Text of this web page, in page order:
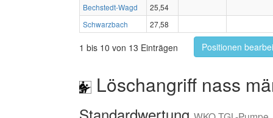
Bechstedt-Wagd
25,54
Schwarzbach
27,58
1 bis 10 von 13 Einträgen Positionen
Löschangriff nass